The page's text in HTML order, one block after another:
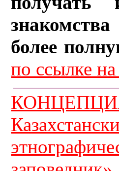
более
по ссылке
КОНЦЕПЦИЯ